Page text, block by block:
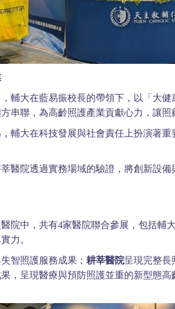
輔大在藍易振校長的帶領下，以「大
串聯，為高齡照護產業貢獻心力，讓
輔大在科技發展與社會責任上扮演著
醫院透過實務場域的驗證，將創新設
院中，共有4家醫院聯合參展，包括
力。
智照護服務成果； 耕莘醫院呈現完整長
，呈現醫療與預防照護並重的新型態高